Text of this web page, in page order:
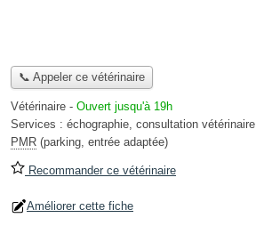
📞 Appeler ce vétérinaire
Vétérinaire - Ouvert jusqu'à 19h
Services : échographie, consultation vétérinaire
PMR (parking, entrée adaptée)
Recommander ce vétérinaire
Améliorer cette fiche